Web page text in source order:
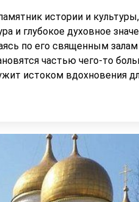
истории и
и глубокое духовное
по его священным
частью чего-то
истоком вдохновения